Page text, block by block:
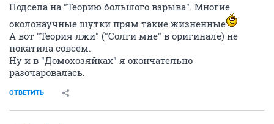
Подсела на "Теорию большого взрыва". Многие
околонаучные шутки прям такие жизненные
А вот "Теория лжи" ("Солги мне" в оригинале) не
покатила совсем.
Ну и в "Домохозяйках" я окончательно
разочаровалась.
ОТВЕТИТЬ